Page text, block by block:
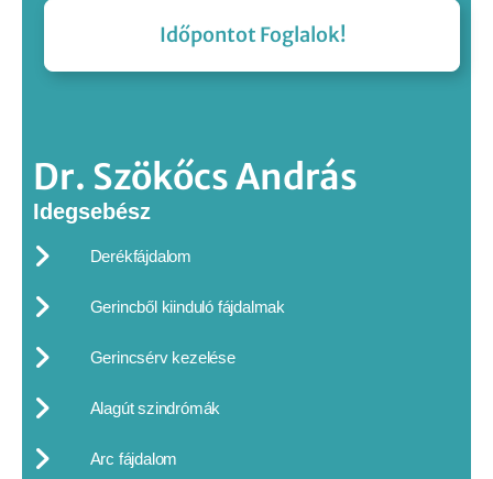
Időpontot Foglalok!
Dr. Szökőcs András
Idegsebész
Derékfájdalom
Gerincből kiinduló fájdalmak
Gerincsérv kezelése
Alagút szindrómák
Arc fájdalom